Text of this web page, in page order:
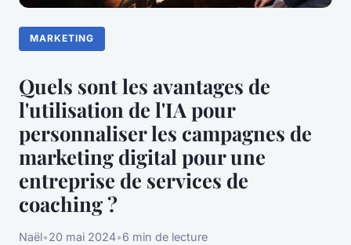
MARKETING
Quels sont les avantages de
l'utilisation de l'IA pour
personnaliser les campagnes de
marketing digital pour une
entreprise de services de
coaching ?
Naël•20 mai 2024•6 min de lecture